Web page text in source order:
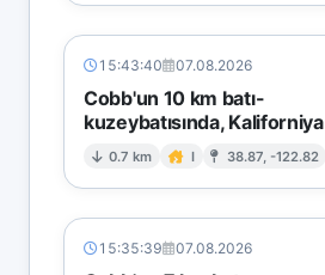
15:43:40 07.08.2026
Cobb'un 10 km batı-
kuzeybatısında, Kaliforniya
0.7 km I 38.87, -122.82
15:35:39 07.08.2026